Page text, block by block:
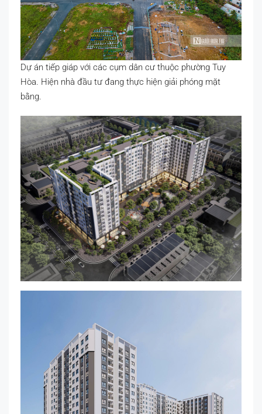
Dự án tiếp giáp với các cụm dân cư thuộc phường Tuy
Hòa. Hiện nhà đầu tư đang thực hiện giải phóng mặt
bằng.